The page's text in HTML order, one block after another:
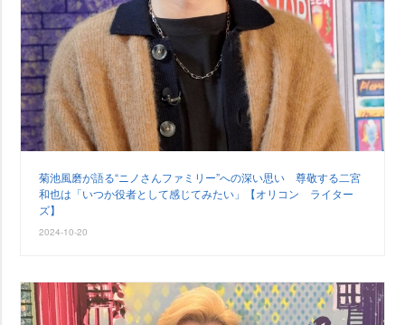
菊池風磨が語る“ニノさんファミリー”への深い思い 尊敬する二宮
和也は「いつか役者として感じてみたい」【オリコン ライター
ズ】
2024-10-20